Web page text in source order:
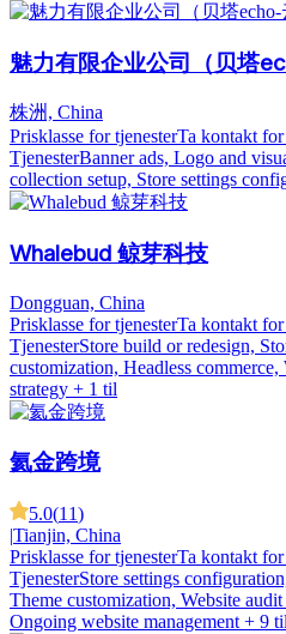
魅力有限企业公司（贝塔
株洲, China
Prisklasse for tjenesterTa kontakt
TjenesterBanner ads, Logo and
collection setup, Store settings
Whalebud 鲸芽科技
Dongguan, China
Prisklasse for tjenesterTa kontakt
TjenesterStore build or redesign,
customization, Headless
strategy + 1 til
氦金跨境
5.0(11)
|Tianjin, China
Prisklasse for tjenesterTa kontakt
TjenesterStore settings
Theme customization, Website
Ongoing website management + 9 til